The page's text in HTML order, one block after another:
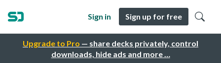
Upgrade to Pro — share decks privately, control
downloads, hide ads and more …
Sign in Sign up for free